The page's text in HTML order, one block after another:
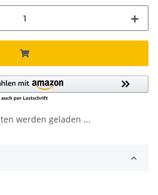
werden geladen ...